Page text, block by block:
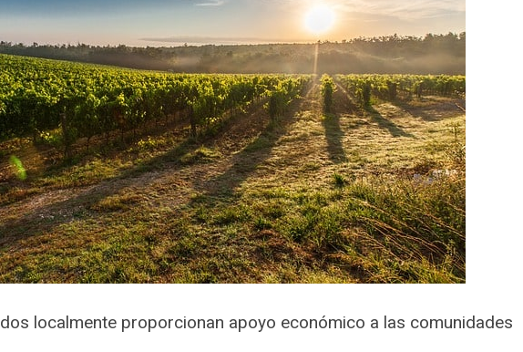
localmente proporcionan apoyo económico a las comunidades